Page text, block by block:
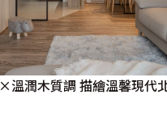
溫潤木質調 描繪溫馨現代